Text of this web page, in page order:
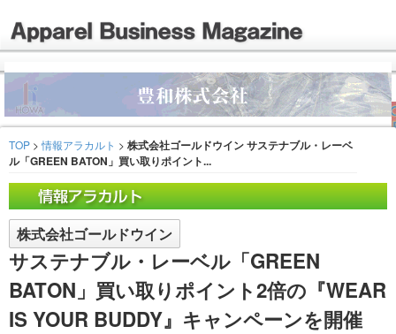
TOP >情報アラカルト > 株式会社ゴールドウイン サステナブル・レーベ
ル「GREEN BATON」買い取りポイント...
株式会社ゴールドウイン
サステナブル・レーベル「GREEN
BATON」買い取りポイント2倍の『WEAR
IS YOUR BUDDY』キャンペーンを開催